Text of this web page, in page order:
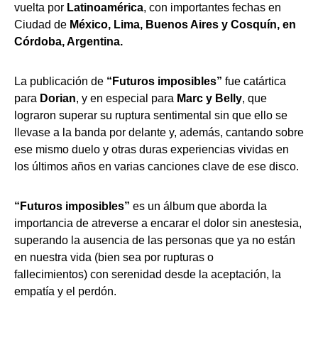
vuelta por Latinoamérica, con importantes fechas en
Ciudad de México, Lima, Buenos Aires y Cosquín, en
Córdoba, Argentina.
La publicación de “Futuros imposibles” fue catártica
para Dorian, y en especial para Marc y Belly, que
lograron superar su ruptura sentimental sin que ello se
llevase a la banda por delante y, además, cantando sobre
ese mismo duelo y otras duras experiencias vividas en
los últimos años en varias canciones clave de ese disco.
“Futuros imposibles” es un álbum que aborda la
importancia de atreverse a encarar el dolor sin anestesia,
superando la ausencia de las personas que ya no están
en nuestra vida (bien sea por rupturas o
fallecimientos) con serenidad desde la aceptación, la
empatía y el perdón.